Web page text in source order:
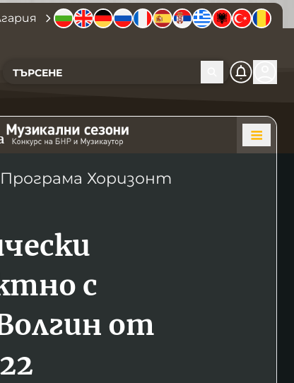
Програма Хоризонт
с
от